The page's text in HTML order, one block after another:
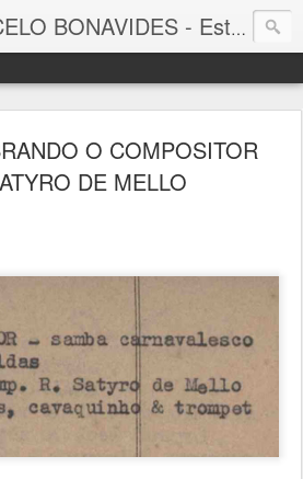
ARQUIVO MARCELO BONAVIDES - Estrelas que nunca se Apagam -
O COMPOSITOR
DE MELLO